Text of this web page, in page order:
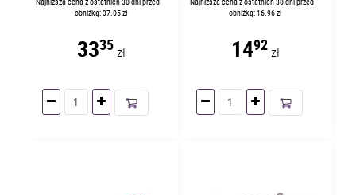
obniżką: 37.05 zł
3335zł
obniżką: 16.96 zł
1492zł